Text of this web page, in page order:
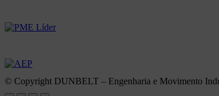
© Copyright DUNBELT – Engenharia e Movimento